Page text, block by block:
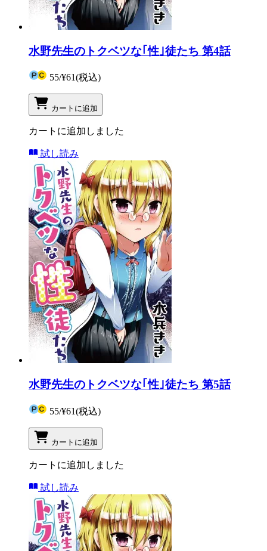
水野先生のトクベツな｢性｣徒たち 第4話
55/¥61(税込)
カートに追加
カートに追加しました
試し読み
水野先生のトクベツな｢性｣徒たち 第5話
55/¥61(税込)
カートに追加
カートに追加しました
試し読み